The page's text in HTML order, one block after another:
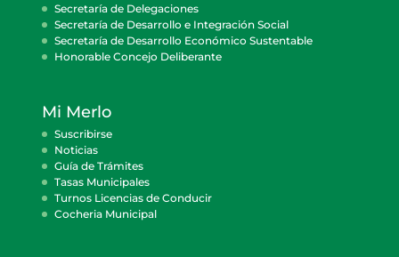
Secretaría de Delegaciones
Secretaría de Desarrollo e Integración Social
Secretaría de Desarrollo Económico Sustentable
Honorable Concejo Deliberante
Mi Merlo
Suscribirse
Noticias
Guía de Trámites
Tasas Municipales
Turnos Licencias de Conducir
Cocheria Municipal